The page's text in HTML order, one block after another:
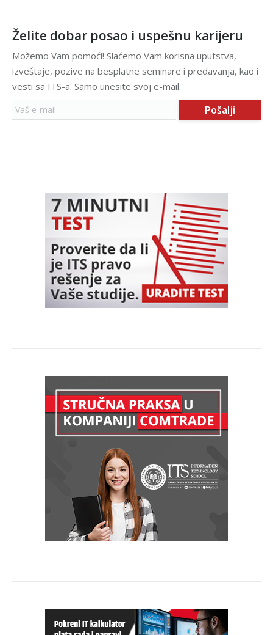
Želite dobar posao i uspešnu karijeru
Možemo Vam pomoći! Slaćemo Vam korisna uputstva,
izveštaje, pozive na besplatne seminare i predavanja, kao i
vesti sa ITS-a. Samo unesite svoj e-mail.